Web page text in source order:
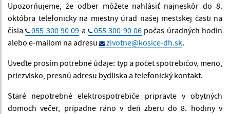
Upozorňujeme, že odber môžete nahlásiť najneskôr do 8.
októbra telefonicky na miestny úrad našej mestskej časti na
čísla 055 300 90 09 a 055 300 90 06 počas úradných hodín
alebo e-mailom na adresu
zivotne@kosice-dh.sk.
Uveďte prosím potrebné údaje: typ a počet spotrebičov, meno,
priezvisko, presnú adresu bydliska a telefonický kontakt.
Staré nepotrebné elektrospotrebiče pripravte v obytných
domoch večer, prípadne ráno v deň zberu do 8. hodiny v